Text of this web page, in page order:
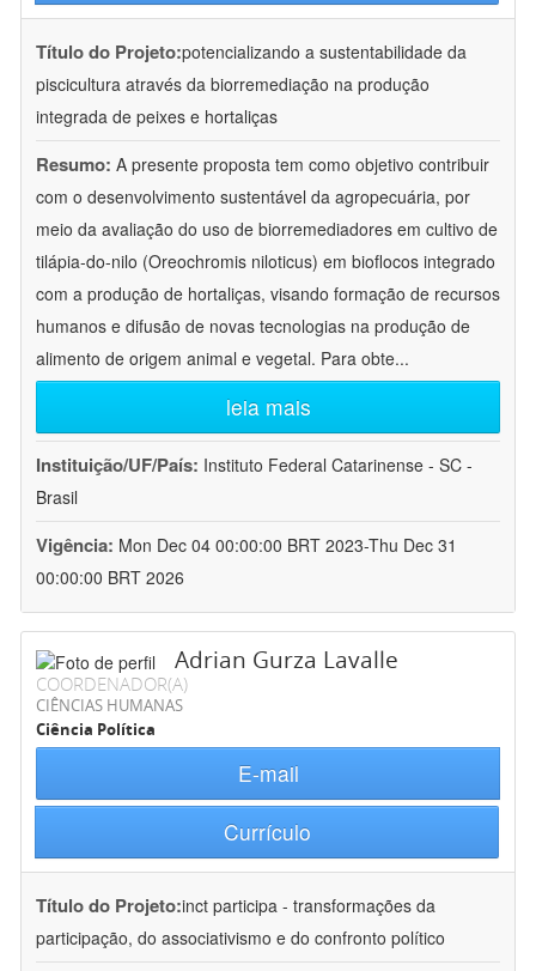
Título do Projeto:potencializando a sustentabilidade da
piscicultura através da biorremediação na produção
integrada de peixes e hortaliças
Resumo: A presente proposta tem como objetivo contribuir
com o desenvolvimento sustentável da agropecuária, por
meio da avaliação do uso de biorremediadores em cultivo de
tilápia-do-nilo (Oreochromis niloticus) em bioflocos integrado
com a produção de hortaliças, visando formação de recursos
humanos e difusão de novas tecnologias na produção de
alimento de origem animal e vegetal. Para obte...
leia mais
Instituição/UF/País: Instituto Federal Catarinense - SC -
Brasil
Vigência: Mon Dec 04 00:00:00 BRT 2023-Thu Dec 31
00:00:00 BRT 2026
Adrian Gurza Lavalle
COORDENADOR(A)
CIÊNCIAS HUMANAS
Ciência Política
E-mail
Currículo
Título do Projeto:inct participa - transformações da
participação, do associativismo e do confronto político